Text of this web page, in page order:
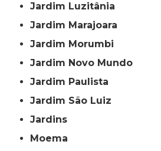
Jardim Luzitânia
Jardim Marajoara
Jardim Morumbi
Jardim Novo Mundo
Jardim Paulista
Jardim São Luiz
Jardins
Moema